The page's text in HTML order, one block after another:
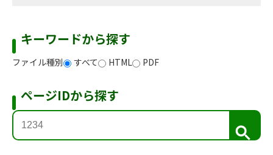
キーワードから探す
ファイル種別 すべて HTML PDF
ページIDから探す
検
索